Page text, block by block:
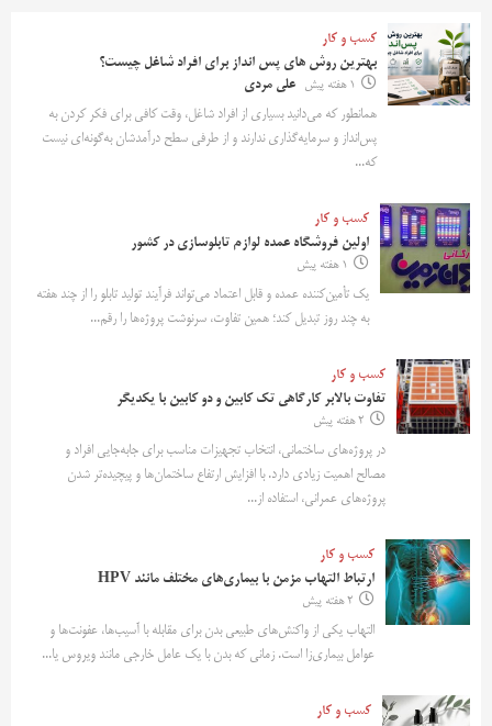
کسب و کار
بهترین روش‌ های پس‌ انداز برای افراد شاغل چیست؟
1 هفته پیش
علی مردی
همانطور که می‌دانید بسیاری از افراد شاغل، وقت کافی برای فکر کردن به
پس‌انداز و سرمایه‌گذاری ندارند و از طرفی سطح درآمدشان به‌گونه‌ای نیست
که...
کسب و کار
اولین فروشگاه عمده لوازم تابلوسازی در کشور
1 هفته پیش
یک تأمین‌کننده عمده و قابل اعتماد می‌تواند فرآیند تولید تابلو را از چند هفته
به چند روز تبدیل کند؛ همین تفاوت، سرنوشت پروژه‌ها را رقم...
کسب و کار
تفاوت بالابر کارگاهی تک کابین و دو کابین با یکدیگر
2 هفته پیش
در پروژه‌های ساختمانی، انتخاب تجهیزات مناسب برای جابه‌جایی افراد و
مصالح اهمیت زیادی دارد. با افزایش ارتفاع ساختمان‌ها و پیچیده‌تر شدن
پروژه‌های عمرانی، استفاده از...
کسب و کار
ارتباط التهاب مزمن با بیماری‌های مختلف مانند HPV
2 هفته پیش
التهاب یکی از واکنش‌های طبیعی بدن برای مقابله با آسیب‌ها، عفونت‌ها و
عوامل بیماری‌زا است. زمانی که بدن با یک عامل خارجی مانند ویروس یا...
کسب و کار